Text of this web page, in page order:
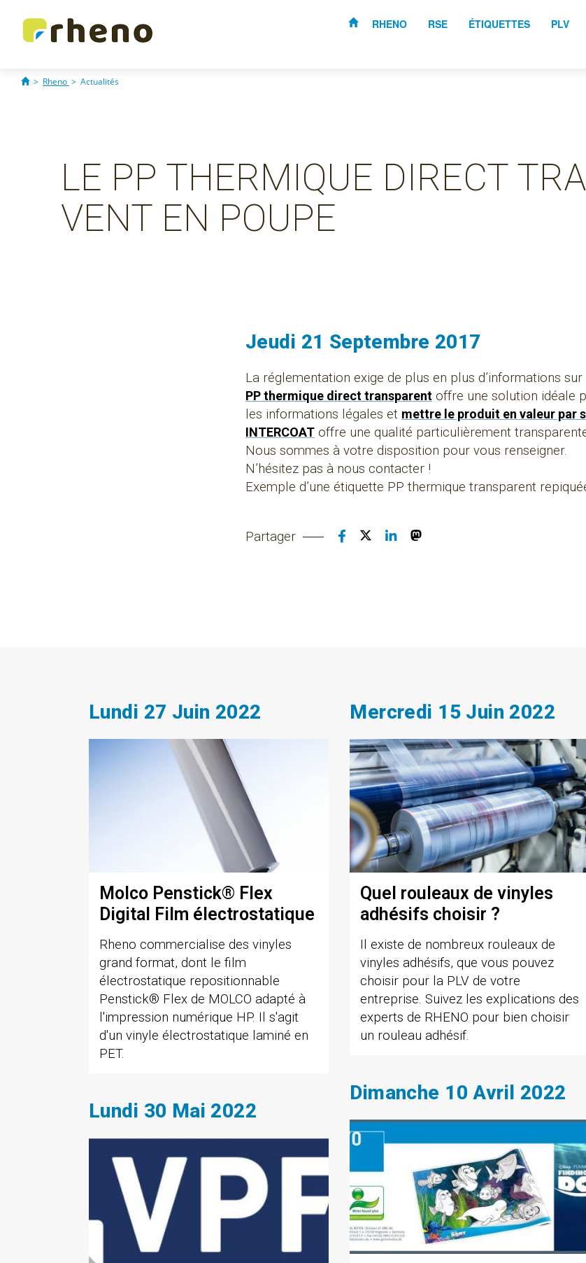
RHENO RSE ÉTIQUETTES PLV
> Rheno > Actualités
LE PP THERMIQUE DIRECT
VENT EN POUPE
Jeudi 21 Septembre 2017
La réglementation exige de plus en plus d’informations
PP thermique direct transparent offre une solution idéale
les informations légales et mettre le produit en valeur par
INTERCOAT offre une qualité particulièrement
Nous sommes à votre disposition pour vous renseigner.
N’hésitez pas à nous contacter !
Exemple d’une étiquette PP thermique transparent
Partager
Lundi 27 Juin 2022
Molco Penstick® Flex
Digital Film électrostatique
Rheno commercialise des vinyles
grand format, dont le film
électrostatique repositionnable
Penstick® Flex de MOLCO adapté à
l'impression numérique HP. Il s'agit
d'un vinyle électrostatique laminé en
PET.
Lundi 30 Mai 2022
Mercredi 15 Juin 2022
Quel rouleaux de vinyles
adhésifs choisir ?
Il existe de nombreux rouleaux de
vinyles adhésifs, que vous pouvez
choisir pour la PLV de votre
entreprise. Suivez les explications des
experts de RHENO pour bien choisir
un rouleau adhésif.
Dimanche 10 Avril 2022